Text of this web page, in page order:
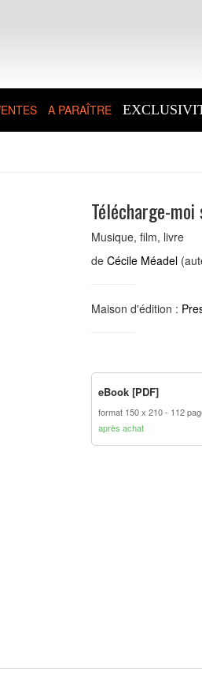
A PARAÎTRE
Télécharge-
Musique, film, livre
de Cécile Méadel
Maison d'édition :
eBook [PDF]
format 150 x 210 112
après achat